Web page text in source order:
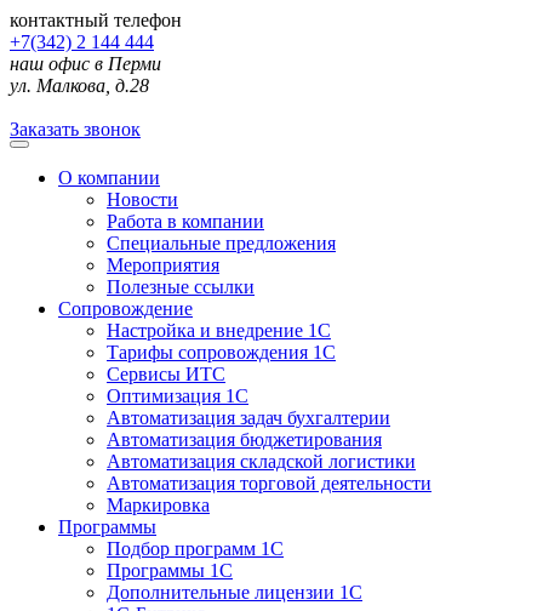
контактный телефон
+7(342) 2 144 444
наш офис в Перми
ул. Малкова, д.28
Заказать звонок
О компании
Новости
Работа в компании
Специальные предложения
Мероприятия
Полезные ссылки
Сопровождение
Настройка и внедрение 1С
Тарифы сопровождения 1С
Сервисы ИТС
Оптимизация 1С
Автоматизация задач бухгалтерии
Автоматизация бюджетирования
Автоматизация складской логистики
Автоматизация торговой деятельности
Маркировка
Программы
Подбор программ 1С
Программы 1С
Дополнительные лицензии 1С